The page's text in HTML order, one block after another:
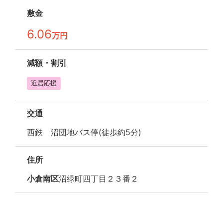
敷金
6.06万円
減額・割引
近居応援
交通
西鉄 沼団地バス停(徒歩約5分)
住所
小倉南区沼緑町四丁目２３番２